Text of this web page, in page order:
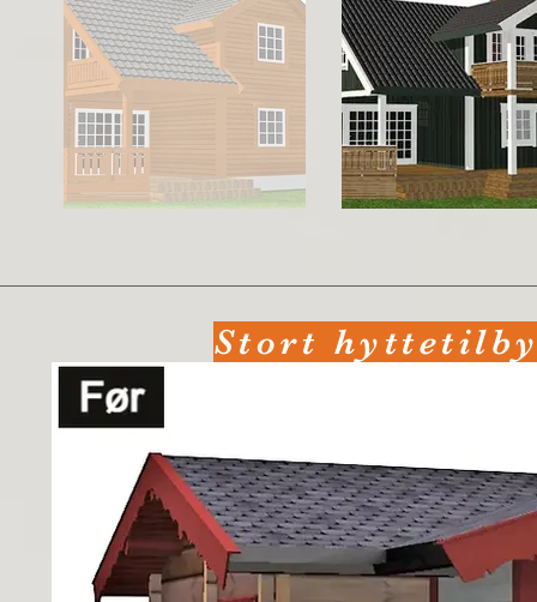
Stort